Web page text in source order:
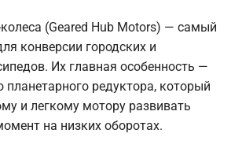
(Geared Hub Motors) — самый
конверсии городских и
Их главная особенность —
планетарного редуктора, который
и легкому мотору развивать
на низких оборотах.